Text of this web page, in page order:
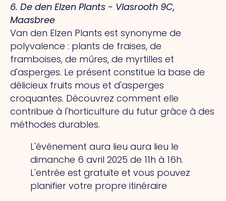
6. De den Elzen Plants - Vlasrooth 9C,
Maasbree
Van den Elzen Plants est synonyme de
polyvalence : plants de fraises, de
framboises, de mûres, de myrtilles et
d'asperges. Le présent constitue la base de
délicieux fruits mous et d'asperges
croquantes. Découvrez comment elle
contribue à l'horticulture du futur grâce à des
méthodes durables.
L'événement aura lieu aura lieu le
dimanche 6 avril 2025 de 11h à 16h.
L'entrée est gratuite et vous pouvez
planifier votre propre itinéraire